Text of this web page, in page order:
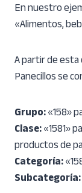
En nuestro
«Alimentos,
A partir de esta
Panecillos se
Grupo:«158»
Clase:«1581»
productos de
Categoría:
Subcategoría: